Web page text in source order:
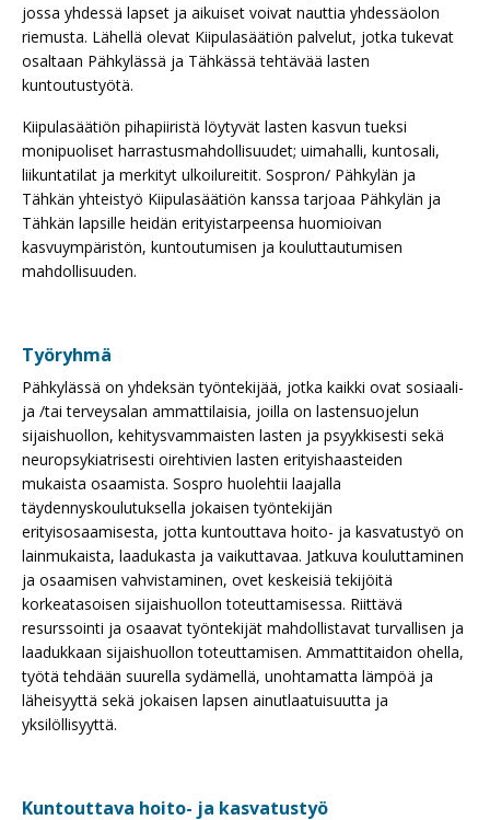
jossa yhdessä lapset ja aikuiset voivat nauttia yhdessäolon
riemusta. Lähellä olevat Kiipulasäätiön palvelut, jotka tukevat
osaltaan Pähkylässä ja Tähkässä tehtävää lasten
kuntoutustyötä.
Kiipulasäätiön pihapiiristä löytyvät lasten kasvun tueksi
monipuoliset harrastusmahdollisuudet; uimahalli, kuntosali,
liikuntatilat ja merkityt ulkoilureitit. Sospron/ Pähkylän ja
Tähkän yhteistyö Kiipulasäätiön kanssa tarjoaa Pähkylän ja
Tähkän lapsille heidän erityistarpeensa huomioivan
kasvuympäristön, kuntoutumisen ja kouluttautumisen
mahdollisuuden.
Työryhmä
Pähkylässä on yhdeksän työntekijää, jotka kaikki ovat sosiaali-
ja /tai terveysalan ammattilaisia, joilla on lastensuojelun
sijaishuollon, kehitysvammaisten lasten ja psyykkisesti sekä
neuropsykiatrisesti oirehtivien lasten erityishaasteiden
mukaista osaamista. Sospro huolehtii laajalla
täydennyskoulutuksella jokaisen työntekijän
erityisosaamisesta, jotta kuntouttava hoito- ja kasvatustyö on
lainmukaista, laadukasta ja vaikuttavaa. Jatkuva kouluttaminen
ja osaamisen vahvistaminen, ovet keskeisiä tekijöitä
korkeatasoisen sijaishuollon toteuttamisessa. Riittävä
resurssointi ja osaavat työntekijät mahdollistavat turvallisen ja
laadukkaan sijaishuollon toteuttamisen. Ammattitaidon ohella,
työtä tehdään suurella sydämellä, unohtamatta lämpöä ja
läheisyyttä sekä jokaisen lapsen ainutlaatuisuutta ja
yksilöllisyyttä.
Kuntouttava hoito- ja kasvatustyö